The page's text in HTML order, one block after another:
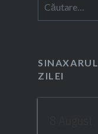
după:
SINAXARUL
ZILEI